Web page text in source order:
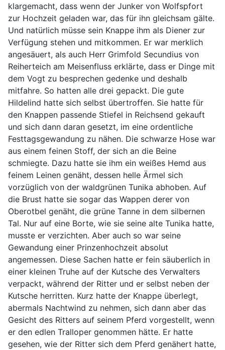
klargemacht, dass wenn der Junker von Wolfspfort
zur Hochzeit geladen war, das für ihn gleichsam gälte.
Und natürlich müsse sein Knappe ihm als Diener zur
Verfügung stehen und mitkommen. Er war merklich
angesäuert, als auch Herr Grimfold Secundius von
Reiherteich am Meisenfluss erklärte, dass er Dinge mit
dem Vogt zu besprechen gedenke und deshalb
mitfahre. So hatten alle drei gepackt. Die gute
Hildelind hatte sich selbst übertroffen. Sie hatte für
den Knappen passende Stiefel in Reichsend gekauft
und sich dann daran gesetzt, im eine ordentliche
Festtagsgewandung zu nähen. Die schwarze Hose war
aus einem feinen Stoff, der sich an die Beine
schmiegte. Dazu hatte sie ihm ein weißes Hemd aus
feinem Leinen genäht, dessen helle Ärmel sich
vorzüglich von der waldgrünen Tunika abhoben. Auf
die Brust hatte sie sogar das Wappen derer von
Oberotbel genäht, die grüne Tanne in dem silbernen
Tal. Nur auf eine Borte, wie sie seine alte Tunika hatte,
musste er verzichten. Aber auch so war seine
Gewandung einer Prinzenhochzeit absolut
angemessen. Diese Sachen hatte er fein säuberlich in
einer kleinen Truhe auf der Kutsche des Verwalters
verpackt, während der Ritter und er selbst neben der
Kutsche herritten. Kurz hatte der Knappe überlegt,
abermals Nachtwind zu nehmen, sich dann aber das
Gesicht des Ritters auf seinem Pferd vorgestellt, wenn
er den edlen Tralloper genommen hätte. Er hatte
gesehen, wie der Ritter sich dem Pferd genähert hatte,